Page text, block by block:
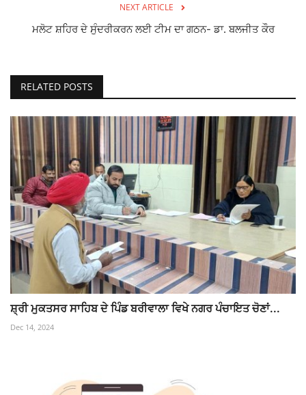
NEXT ARTICLE
ਮਲੋਟ ਸ਼ਹਿਰ ਦੇ ਸੁੰਦਰੀਕਰਨ ਲਈ ਟੀਮ ਦਾ ਗਠਨ- ਡਾ. ਬਲਜੀਤ ਕੌਰ
RELATED POSTS
ਸ਼੍ਰੀ ਮੁਕਤਸਰ ਸਾਹਿਬ ਦੇ ਪਿੰਡ ਬਰੀਵਾਲਾ ਵਿਖੇ ਨਗਰ ਪੰਚਾਇਤ ਚੋਣਾਂ...
Dec 14, 2024